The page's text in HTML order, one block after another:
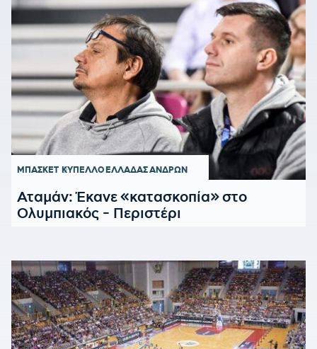
ΜΠΑΣΚΕΤ ΚΥΠΕΛΛΟ ΕΛΛΑΔΑΣ ΑΝΔΡΩΝ
Αταμάν: Έκανε «κατασκοπία» στο
Ολυμπιακός - Περιστέρι